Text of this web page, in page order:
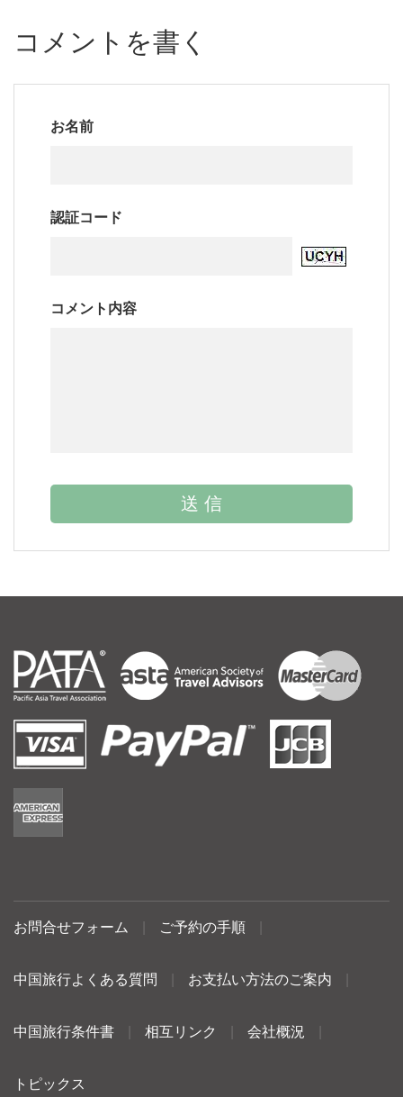
コメントを書く
お名前
認証コード
コメント内容
お問合せフォーム ご予約の手順
中国旅行よくある質問 お支払い方法のご案内
中国旅行条件書 相互リンク 会社概況
トピックス